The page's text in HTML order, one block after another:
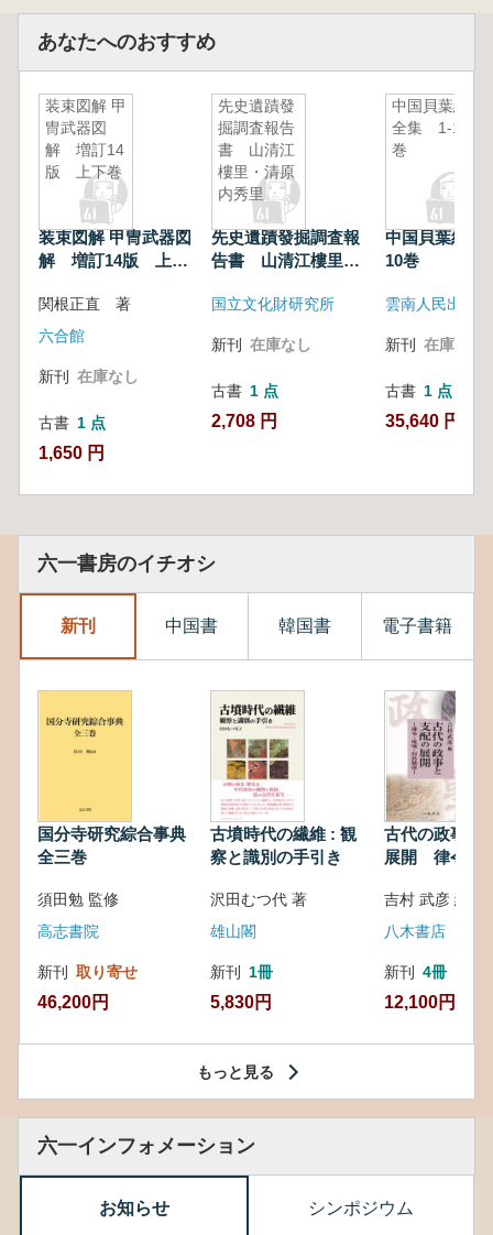
あなたへのおすすめ
装束図解 甲
冑武器図
解 増訂14
版 上下巻
装束図解 甲冑武器図
解 増訂14版 上下
関根正直 著
六合館
新刊 在庫なし
古書 1 点
1,650 円
先史遺蹟發
掘調査報告
書 山清江
樓里・清原
内秀里
先史遺蹟發掘調査報
告書 山清江樓里・
国立文化財研究所
新刊 在庫なし
古書 1 点
2,708 円
中国貝葉経
全集 1-10
巻
中国貝葉経
10巻
雲南人民出版社
新刊 在庫なし
古書 1 点
35,640 円
六一書房のイチオシ
新刊 中国書 韓国書 電子書籍
国分寺研究綜合事典
全三巻
須田勉 監修
高志書院
新刊 取り寄せ
46,200円
古墳時代の繊維 : 観
察と識別の手引き
沢田むつ代 著
雄山閣
新刊 1冊
5,830円
古代の政事と
展開 律令・
吉村 武彦 編集
八木書店
新刊 4冊
12,100円
もっと見る
六一インフォメーション
お知らせ シンポジウム